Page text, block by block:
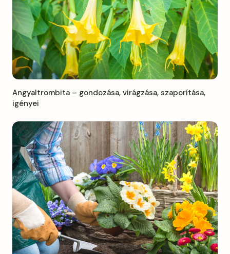
Angyaltrombita – gondozása, virágzása, szaporítása,
igényei